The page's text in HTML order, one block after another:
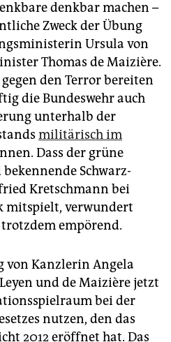
denkbar machen –
Zweck der Übung
Ursula von
Thomas de Mai­zière.
den Terror bereiten
die Bundeswehr auch
unterhalb der
militärisch im
Dass der grüne
Schwarz-
Kretschmann bei
mitspielt, verwundert
empörend.
von Kanzlerin Angela
und de Maizière jetzt
bei der
nutzen, den das
2012 eröffnet hat. Das